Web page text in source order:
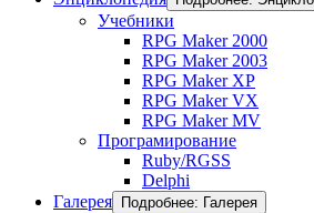
Учебники
RPG Maker 2000
RPG Maker 2003
RPG Maker XP
RPG Maker VX
RPG Maker MV
Програмирование
Ruby/RGSS
Delphi
Галерея
Подробнее: Галерея